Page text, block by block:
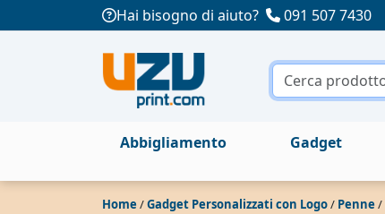
Hai bisogno di aiuto? 091 507 7430
Abbigliamento Gadget
Home /Gadget Personalizzati con Logo/ Penne /